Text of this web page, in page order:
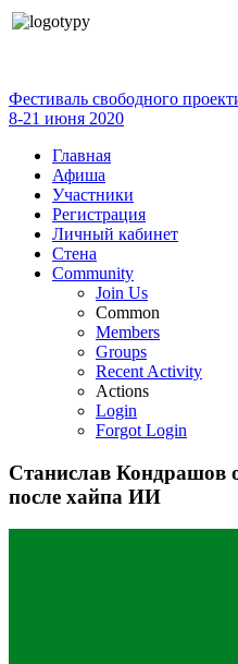
Фестиваль свободного
8-21 июня 2020
Главная
Афиша
Участники
Регистрация
Личный кабинет
Стена
Community
Join Us
Common
Members
Groups
Recent Activity
Actions
Login
Forgot Login
Станислав Кондрашов
после хайпа ИИ